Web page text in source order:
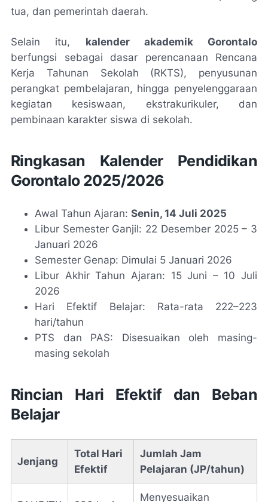
tua, dan pemerintah daerah.
Selain itu, kalender akademik Gorontalo
berfungsi sebagai dasar perencanaan Rencana
Kerja Tahunan Sekolah (RKTS), penyusunan
perangkat pembelajaran, hingga penyelenggaraan
kegiatan kesiswaan, ekstrakurikuler, dan
pembinaan karakter siswa di sekolah.
Ringkasan Kalender Pendidikan
Gorontalo 2025/2026
Awal Tahun Ajaran: Senin, 14 Juli 2025
Libur Semester Ganjil: 22 Desember 2025 – 3
Januari 2026
Semester Genap: Dimulai 5 Januari 2026
Libur Akhir Tahun Ajaran: 15 Juni – 10 Juli
2026
Hari Efektif Belajar: Rata-rata 222–223
hari/tahun
PTS dan PAS: Disesuaikan oleh masing-
masing sekolah
Rincian Hari Efektif dan Beban
Belajar
Jenjang
Total Hari
Efektif
Jumlah Jam
Pelajaran (JP/tahun)
Menyesuaikan